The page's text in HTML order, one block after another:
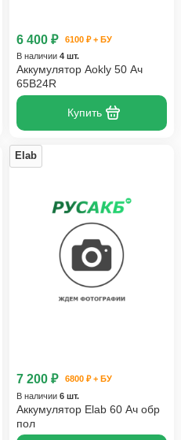
6 400 ₽
6100 ₽ + БУ
В наличии 4 шт.
Аккумулятор Aokly 50 Ач
65B24R
Купить
Elab
7 200 ₽
6800 ₽ + БУ
В наличии 6 шт.
Аккумулятор Elab 60 Ач обр
пол